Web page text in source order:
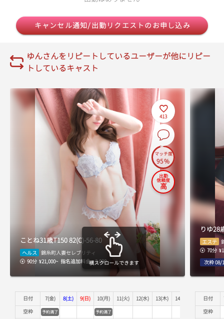
キャンセル通知/出勤リクエストのお申し込み
ゆんさんをリピートしているユーザーが他にリピー
トしているキャスト
横スクロールできます
413
マッチ度
95%
出勤
信頼度
高
ことね31歳T15082(C)-56-80
ヘルス
錦糸町人妻セレブリティ
90分 ¥21,000~ 指名追加料金 + 3,000
日付 7(金) 8(土) 9(日) 10(月) 11(火) 12(水) 13(木) 14(金) 15(土)
16(
空枠
予約満了 予約満了
りゆ28
エステ
70分
次枠 08/
日付
空枠